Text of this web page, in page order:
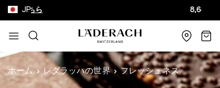
JP
ちら 8,640円以上の
検索
カー
ホーム レダラッハの世界 フレッシュネス